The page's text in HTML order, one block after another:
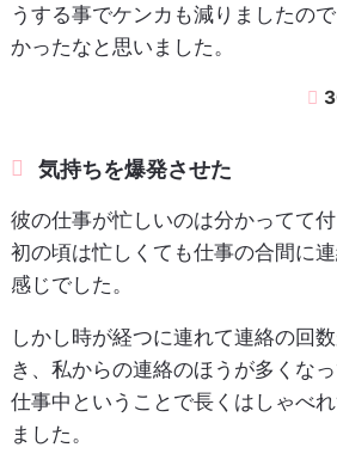
うする事でケンカも減りましたの
かったなと思いました。
気持ちを爆発させた
彼の仕事が忙しいのは分かってて
初の頃は忙しくても仕事の合間に
感じでした。
しかし時が経つに連れて連絡の回
き、私からの連絡のほうが多くなっ
仕事中ということで長くはしゃべ
ました。